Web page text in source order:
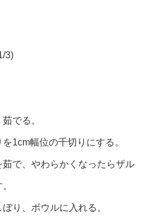
3)
でる。
1cm幅位の千切りにする。
で、やわらかくなったらザル
、ボウルに入れる。